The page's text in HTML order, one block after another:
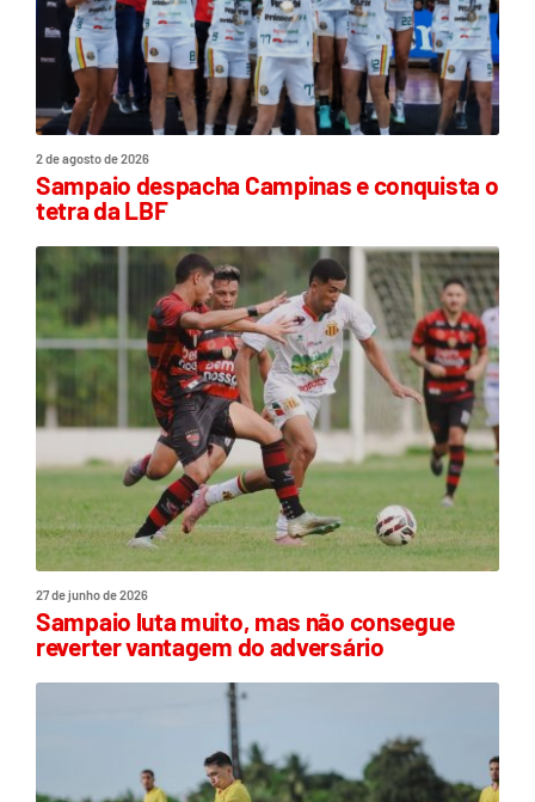
2 de agosto de 2026
Sampaio despacha Campinas e conquista o
tetra da LBF
27 de junho de 2026
Sampaio luta muito, mas não consegue
reverter vantagem do adversário